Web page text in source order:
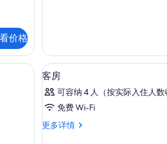
价格
照
片
更
多
信
息
厚床垫、办公桌
显
示
客
的
12
客房
可容纳 4 人（按实际入住人数
免费 Wi-Fi
更多详情
客